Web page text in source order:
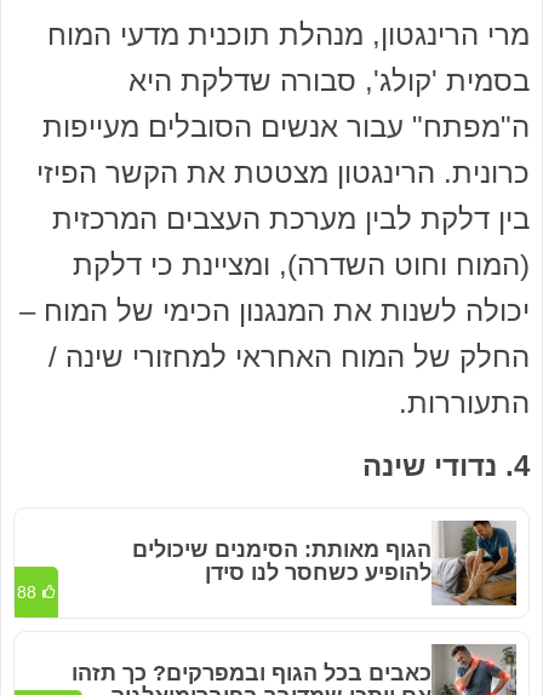
מרי הרינגטון, מנהלת תוכנית מדעי המוח
בסמית 'קולג', סבורה שדלקת היא
ה"מפתח" עבור אנשים הסובלים מעייפות
כרונית. הרינגטון מצטטת את הקשר הפיזי
בין דלקת לבין מערכת העצבים המרכזית
(המוח וחוט השדרה), ומציינת כי דלקת
יכולה לשנות את המנגנון הכימי של המוח –
החלק של המוח האחראי למחזורי שינה /
התעוררות.
4. נדודי שינה
הגוף מאותת: הסימנים שיכולים
להופיע כשחסר לנו סידן
88
כאבים בכל הגוף ובמפרקים? כך תזהו